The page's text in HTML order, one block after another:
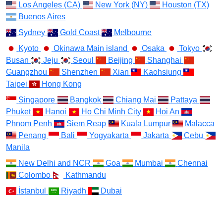
Los Angeles (CA) New York (NY)
Houston (TX)
Buenos Aires
Sydney
Gold Coast
Melbourne
Kyoto
Okinawa Main island Osaka
Tokyo
Busan
Jeju Seoul Beijing
Shanghai
Guangzhou
Shenzhen Xian
Kaohsiung
Taipei
Hong Kong
Singapore
Bangkok Chiang Mai
Pattaya
Phuket
Hanoi Ho Chi Minh City
Hoi An
Phnom Penh
Siem Reap Kuala Lumpur
Malacca
Penang
Bali Yogyakarta Jakarta
Cebu
Manila
New Delhi and NCR
Goa Mumbai
Chennai
Colombo
Kathmandu
İstanbul
Riyadh Dubai